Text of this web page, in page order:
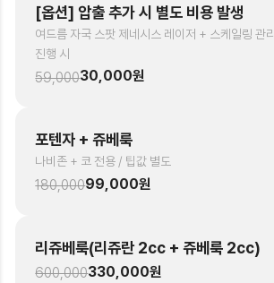
[옵션] 압출 추가 시 별도 비용 발생
여드름 자국 스팟 제네시스 레이저 + 스케일링 관리
진행 시
59,00030,000원
포텐자 + 쥬베룩
나비존 + 코 전용 / 팁값 별도
180,00099,000원
리쥬베룩(리쥬란 2cc + 쥬베룩 2cc)
600,000330,000원